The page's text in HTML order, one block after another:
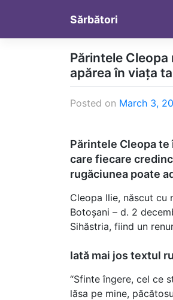
content
Sărbători
Părintele
apărea în viața
Posted on March 3,
Părintele Cleopa
care fiecare
rugăciunea poate
Cleopa Ilie, născut cu
Botoșani – d. 2
Sihăstria, fiind un
Iată mai jos textul
“Sfinte îngere, cel ce
lăsa pe mine,